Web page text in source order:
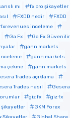
mı
fx pro şikayetler
FXDD nedir
FXDD
fxrevenues inceleme
Ga Fx
Ga Fx Güvenilir
gann markets
gann markets
çekme
gann markets
Trades açıklama
Trades nasıl
Gesera
giz fx
giz fx
şikayetler
GKM Forex